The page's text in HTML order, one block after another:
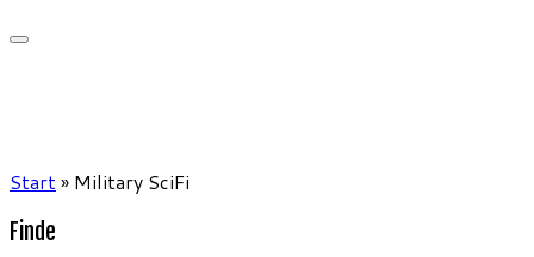
Start» Military SciFi
Finde